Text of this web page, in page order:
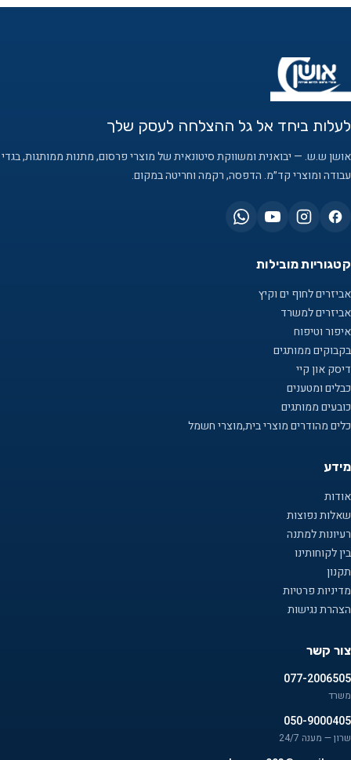
לעלות ביחד אל גל ההצלחה לעסק שלך
אושן ש.ש. — יבואנית ומשווקת סיטונאית של מוצרי פרסום, מתנות ממותגות, בגדי
עבודה ומוצרי קד״מ. הדפסה, רקמה וחריטה במקום.
קטגוריות מובילות
אביזרים לחוף ים וקיץ
אביזרים למשרד
איפור וטיפוח
בקבוקים ממותגים
דיסק און קיי
כבלים ומטענים
כובעים ממותגים
כלים מהודרים מוצרי בית,מוצרי חשמל
מידע
אודות
שאלות נפוצות
רעיונות למתנה
בין לקוחותינו
תקנון
מדיניות פרטיות
הצהרת נגישות
צור קשר
077-2006505
משרד
050-9000405
שרון — מענה 24/7